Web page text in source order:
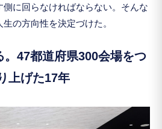
に回らなければならない。そんな
の方向性を決定づけた。
。47都道府県300会場をつ
上げた17年